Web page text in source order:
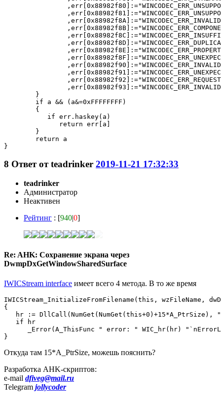
8 Ответ отteadrinker 2019-11-21 17:32:33
teadrinker
Администратор
Неактивен
Рейтинг : [940|0]
Re: AHK: Сохранение экрана через
DwmpDxGetWindowSharedSurface
IWICStream interface имеет всего 4 метода. В то же время
IWICStream_InitializeFromFilename(this, wzFileName,
{
hr := DllCall(NumGet(NumGet(this+0)+15*A_PtrSize),
   if hr
_Error(A_ThisFunc " error: " WIC_hr(hr)
}
Откуда там 15*A_PtrSize, можешь пояснить?
Разработка AHK-скриптов:
e-mail dfiveg@mail.ru
Telegram jollycoder